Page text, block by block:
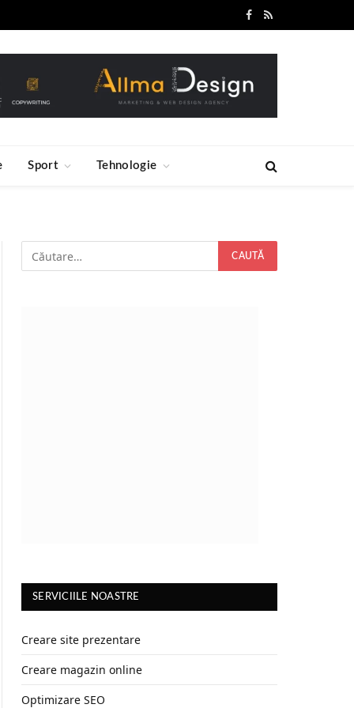
Facebook
RSS
Sport Tehnologie
SERVICIILE NOASTRE
Creare site prezentare
Creare magazin online
Optimizare SEO